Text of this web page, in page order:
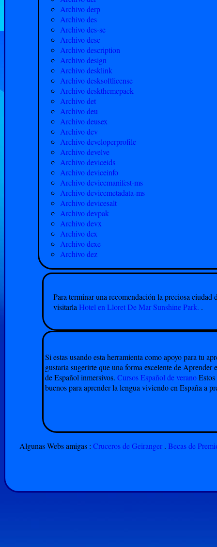
Archivo derp
Archivo des
Archivo des-se
Archivo desc
Archivo description
Archivo design
Archivo desklink
Archivo desksoftlicense
Archivo deskthemepack
Archivo det
Archivo deu
Archivo deusex
Archivo dev
Archivo developerprofile
Archivo develve
Archivo deviceids
Archivo deviceinfo
Archivo devicemanifest-ms
Archivo devicemetadata-ms
Archivo devicesalt
Archivo devpak
Archivo devx
Archivo dex
Archivo dexe
Archivo dez
Para terminar una recomendación la preciosa ciudad
visitarla Hotel en Lloret De Mar Sunshine Park. .
Si estas usando esta herramienta como apoyo para tu
gustaria sugerirte que una forma excelente de Aprender
de Español inmersivos. Cursos Español de verano
buenos para aprender la lengua viviendo en España a
Algunas Webs amigas : Cruceros de Geiranger . Becas de